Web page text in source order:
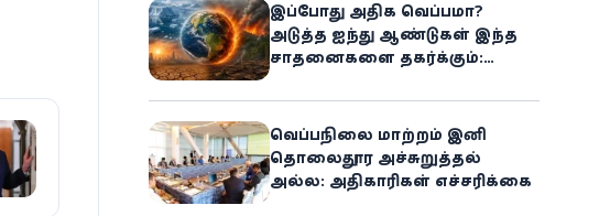
இப்போது அதிக வெப்பமா?
அடுத்த ஐந்து ஆண்டுகள் இந்த
சாதனைகளை தகர்க்கும்:
எச்சரிக்கை
வெப்பநிலை மாற்றம் இனி
தொலைதூர அச்சுறுத்தல்
அல்ல: அதிகாரிகள் எச்சரிக்கை